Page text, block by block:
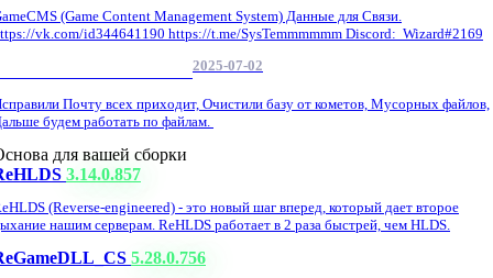
(Game Content Management System) Данные для Связи.
vk.com/id344641190 https://t.me/SysTemmmmmm Discord: Wizard#2169
2025-07-02
Почту всех приходит, Очистили базу от кометов, Мусорных файлов,
будем работать по файлам.
для вашей сборки
3.14.0.857
(Reverse-engineered) - это новый шаг вперед, который дает второе
нашим серверам. ReHLDS работает в 2 раза быстрей, чем HLDS.
5.28.0.756